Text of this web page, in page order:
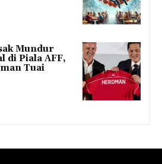
Mundur
di Piala AFF,
Tuai